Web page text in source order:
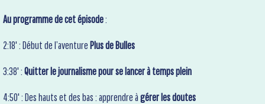
Au programme de cet épisode:
2:18' : Début de l’aventure Plus de Bulles
3:38' :Quitter le journalisme pour se lancer à temps plein
4:50' : Des hauts et des bas : apprendre àgérer les doutes